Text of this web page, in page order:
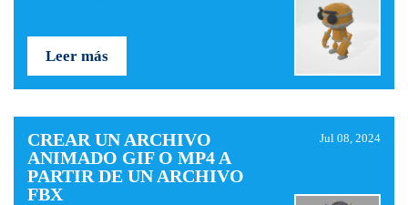
Leer más
CREAR UN ARCHIVO
ANIMADO GIF O MP4 A
PARTIR DE UN ARCHIVO
FBX
Jul 08, 2024